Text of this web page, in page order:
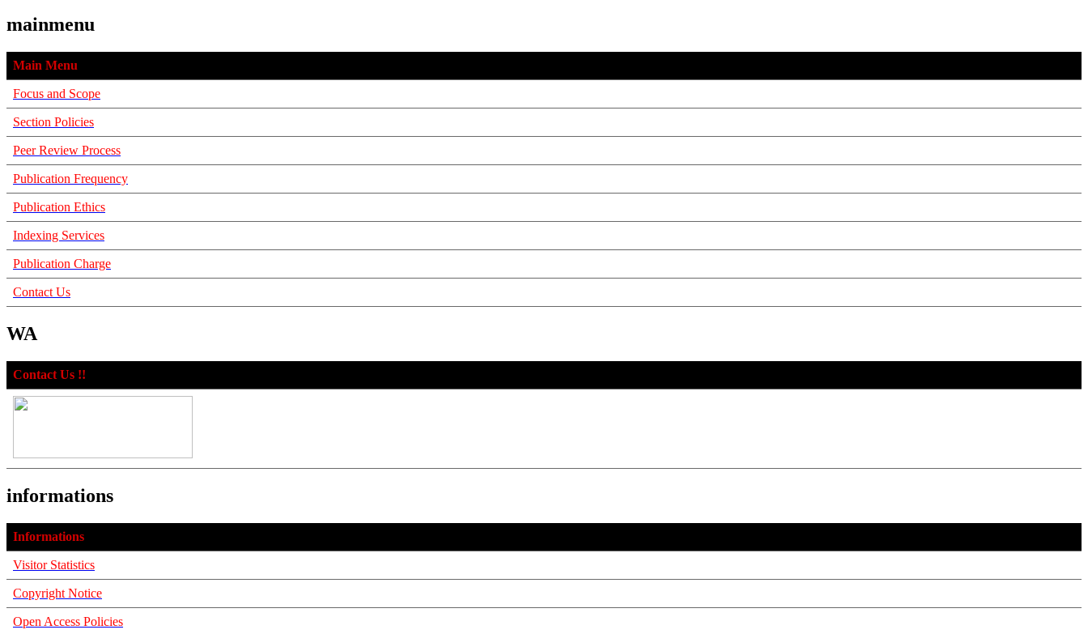
mainmenu
Main Menu
Focus and Scope
Section Policies
Peer Review Process
Publication Frequency
Publication Ethics
Indexing Services
Publication Charge
Contact Us
WA
Contact Us !!
informations
Informations
Visitor Statistics
Copyright Notice
Open Access Policies